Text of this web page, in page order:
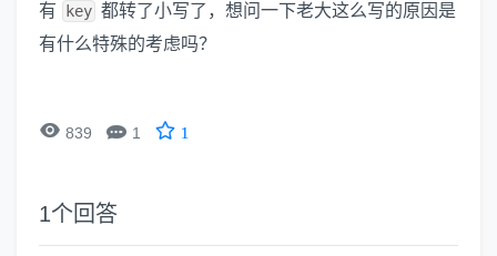
有
key 都转了小写了，想问一下老大这么写的原因是
有什么特殊的考虑吗？
 839  1 1
1个回答